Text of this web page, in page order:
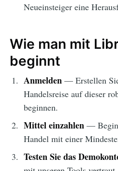
Neueinsteiger eine
Wie man mit
beginnt
Anmelden— Erstellen
Handelsreise auf dieser
beginnen.
Mittel einzahlen—
Handel mit einer
Testen Sie das